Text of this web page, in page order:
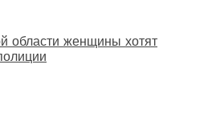
области женщины хотят